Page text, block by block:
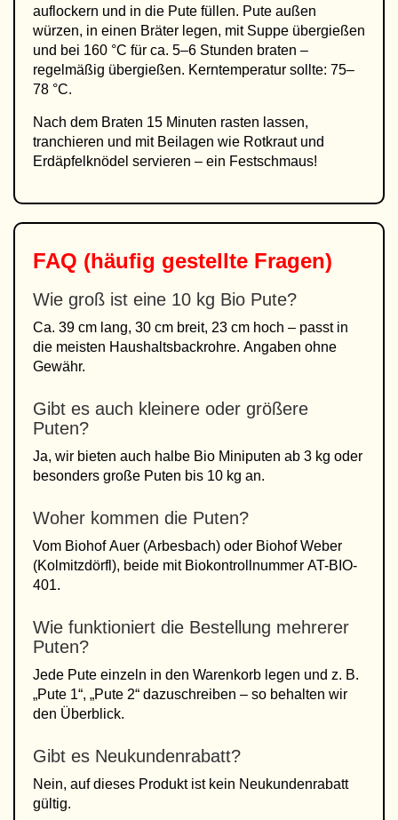
auflockern und in die Pute füllen. Pute außen
würzen, in einen Bräter legen, mit Suppe übergießen
und bei 160 °C für ca. 5–6 Stunden braten –
regelmäßig übergießen. Kerntemperatur sollte: 75–
78 °C.
Nach dem Braten 15 Minuten rasten lassen,
tranchieren und mit Beilagen wie Rotkraut und
Erdäpfelknödel servieren – ein Festschmaus!
FAQ (häufig gestellte Fragen)
Wie groß ist eine 10 kg Bio Pute?
Ca. 39 cm lang, 30 cm breit, 23 cm hoch – passt in
die meisten Haushaltsbackrohre. Angaben ohne
Gewähr.
Gibt es auch kleinere oder größere
Puten?
Ja, wir bieten auch halbe Bio Miniputen ab 3 kg oder
besonders große Puten bis 10 kg an.
Woher kommen die Puten?
Vom Biohof Auer (Arbesbach) oder Biohof Weber
(Kolmitzdörfl), beide mit Biokontrollnummer AT-BIO-
401.
Wie funktioniert die Bestellung mehrerer
Puten?
Jede Pute einzeln in den Warenkorb legen und z. B.
„Pute 1“, „Pute 2“ dazuschreiben – so behalten wir
den Überblick.
Gibt es Neukundenrabatt?
Nein, auf dieses Produkt ist kein Neukundenrabatt
gültig.